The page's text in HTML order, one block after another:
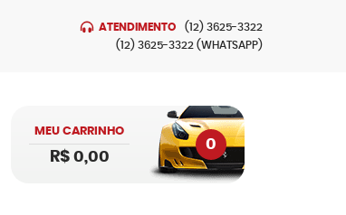
ATENDIMENTO (12) 3625-3322
(12) 3625-3322 (WHATSAPP)
MEU CARRINHO
0
R$ 0,00